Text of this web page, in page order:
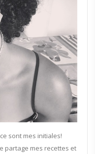
sont mes initiales!
partage mes recettes et